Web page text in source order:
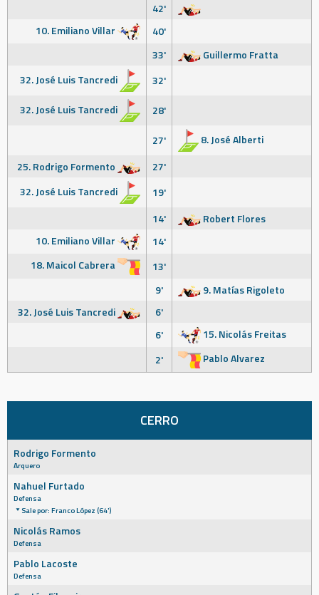
42'
10. Emiliano Villar
40'
33'
Guillermo Fratta
32. José Luis Tancredi
32'
32. José Luis Tancredi
28'
27'
8. José Alberti
25. Rodrigo Formento
27'
32. José Luis Tancredi
19'
14'
Robert Flores
10. Emiliano Villar
14'
18. Maicol Cabrera
13'
9'
9. Matías Rigoleto
32. José Luis Tancredi
6'
6'
15. Nicolás Freitas
2'
Pablo Alvarez
CERRO
Rodrigo Formento
Arquero
Nahuel Furtado
Defensa
Sale por: Franco López (64')
Nicolás Ramos
Defensa
Pablo Lacoste
Defensa